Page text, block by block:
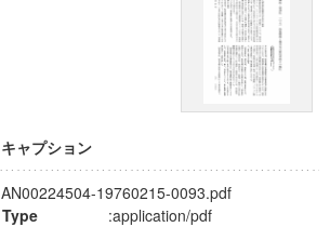
キャプション
AN00224504-19760215-0093.pdf
Type
:application/pdf